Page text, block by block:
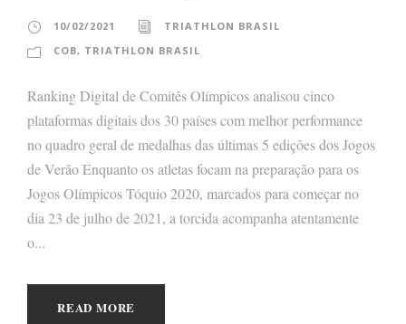
10/02/2021
TRIATHLON BRASIL
COB, TRIATHLON BRASIL
Ranking Digital de Comitês Olímpicos analisou cinco
plataformas digitais dos 30 países com melhor performance
no quadro geral de medalhas das últimas 5 edições dos Jogos
de Verão Enquanto os atletas focam na preparação para os
Jogos Olímpicos Tóquio 2020, marcados para começar no
dia 23 de julho de 2021, a torcida acompanha atentamente
o...
READ MORE